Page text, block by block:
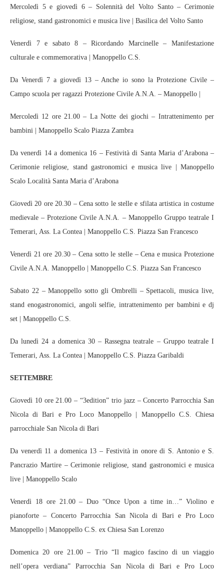
Mercoledì 5 e giovedì 6 – Solennità del Volto Santo – Cerimonie
religiose, stand gastronomici e musica live | Basilica del Volto Santo
Venerdì 7 e sabato 8 – Ricordando Marcinelle – Manifestazione
culturale e commemorativa | Manoppello C.S.
Da Venerdì 7 a giovedì 13 – Anche io sono la Protezione Civile –
Campo scuola per ragazzi Protezione Civile A.N.A. – Manoppello |
Mercoledì 12 ore 21.00 – La Notte dei giochi – Intrattenimento per
bambini | Manoppello Scalo Piazza Zambra
Da venerdì 14 a domenica 16 – Festività di Santa Maria d’Arabona –
Cerimonie religiose, stand gastronomici e musica live | Manoppello
Scalo Località Santa Maria d’Arabona
Giovedì 20 ore 20.30 – Cena sotto le stelle e sfilata artistica in costume
medievale – Protezione Civile A.N.A. – Manoppello Gruppo teatrale I
Temerari, Ass. La Contea | Manoppello C.S. Piazza San Francesco
Venerdì 21 ore 20.30 – Cena sotto le stelle – Cena e musica Protezione
Civile A.N.A. Manoppello | Manoppello C.S. Piazza San Francesco
Sabato 22 – Manoppello sotto gli Ombrelli – Spettacoli, musica live,
stand enogastronomici, angoli selfie, intrattenimento per bambini e dj
set | Manoppello C.S.
Da lunedì 24 a domenica 30 – Rassegna teatrale – Gruppo teatrale I
Temerari, Ass. La Contea | Manoppello C.S. Piazza Garibaldi
SETTEMBRE
Giovedì 10 ore 21.00 – “3edition” trio jazz – Concerto Parrocchia San
Nicola di Bari e Pro Loco Manoppello | Manoppello C.S. Chiesa
parrocchiale San Nicola di Bari
Da venerdì 11 a domenica 13 – Festività in onore di S. Antonio e S.
Pancrazio Martire – Cerimonie religiose, stand gastronomici e musica
live | Manoppello Scalo
Venerdì 18 ore 21.00 – Duo “Once Upon a time in…” Violino e
pianoforte – Concerto Parrocchia San Nicola di Bari e Pro Loco
Manoppello | Manoppello C.S. ex Chiesa San Lorenzo
Domenica 20 ore 21.00 – Trio “Il magico fascino di un viaggio
nell’opera verdiana” Parrocchia San Nicola di Bari e Pro Loco